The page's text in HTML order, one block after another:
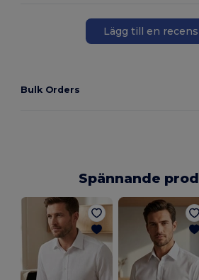
Lägg till en
Bulk Orders
Spännande